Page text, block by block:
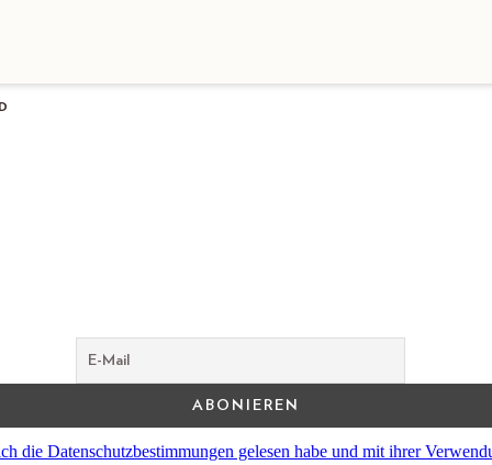
die Datenschutzbestimmungen gelesen habe und mit ihrer